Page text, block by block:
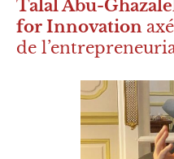
Talal Abu-
for Innovation
de